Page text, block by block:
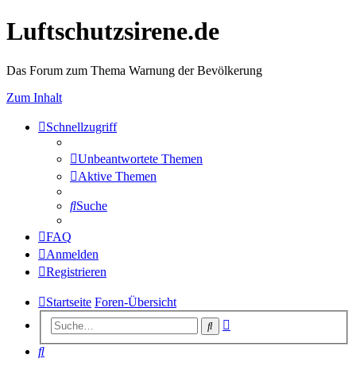
Luftschutzsirene.de
Das Forum zum Thema Warnung der Bevölkerung
Zum Inhalt
Schnellzugriff
Unbeantwortete Themen
Aktive Themen
Suche
FAQ
Anmelden
Registrieren
Startseite Foren-Übersicht
Suche
Suche